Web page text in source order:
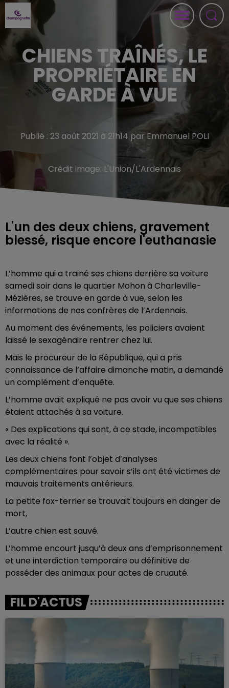
CHIENS TRAÎNÉS, LE
PROPRIÉTAIRE EN
GARDE À VUE
Publié : 23 août 2021 à 21h14 par Emmanuel POLI
Crédit image: L'Union/L'Ardennais
L'un des deux chiens, gravement
blessé, risque encore l'euthanasie
L’homme qui a trainé ses chiens derrière sa voiture
samedi soir dans le quartier Mohon à Charleville-
Mézières, se trouve en garde à vue, selon les
informations de nos confrères de l’Ardennais.
Au moment des événements, les policiers avaient
laissé le sexagénaire rentrer chez lui.
Mais le procureur de la République, qui a pris
connaissance de l’affaire dimanche matin, a demandé
un complément d’enquête.
L’homme avait expliqué ne pas avoir vu que ses chiens
étaient attachés à sa voiture.
« Des explications qui sont, à ce stade, incompatibles
avec la réalité ».
Les deux chiens font l’objet d’analyses
complémentaires pour savoir s’ils ont été victimes de
mauvais traitements antérieurs.
La petite fox-terrier se trouvait toujours en danger de
mort,
L’autre chien est sauvé.
L’homme encourt jusqu’à deux ans d’emprisonnement
et une interdiction temporaire ou définitive de
posséder des animaux pour actes de cruauté.
FIL D'ACTUS